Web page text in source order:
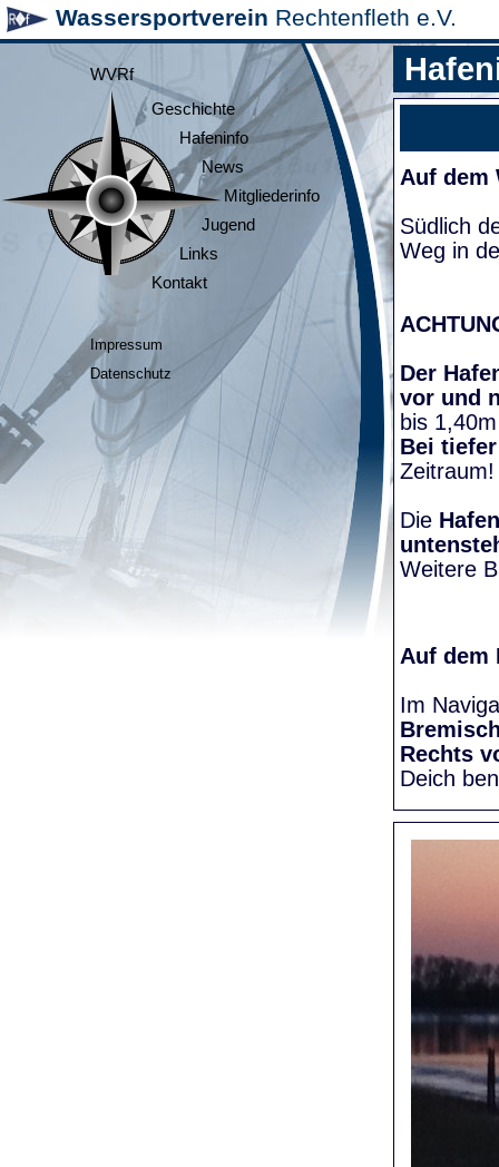
Wassersportverein Rechtenfleth e.V.
WVRf
Geschichte
Hafeninfo
News
Mitgliederinfo
Jugend
Links
Kontakt
Impressum
Datenschutz
Auf dem
Südlich
Weg in
Der
vor und
bis
Bei
Die
Weitere
Auf dem
Im
Rechts
Deich